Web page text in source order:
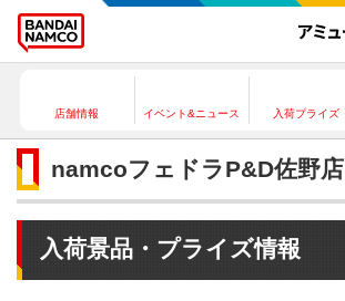
店舗情報 イベント&ニュース 入荷プライズ
namcoフェドラP&D佐野店
入荷景品・プライズ情報